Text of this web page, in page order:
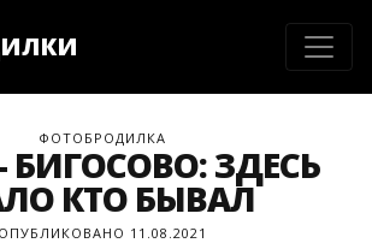
ФОТОБРОДИЛКА
БИГОСОВО: ЗДЕСЬ
КТО БЫВАЛ
ОПУБЛИКОВАНО 11.08.2021